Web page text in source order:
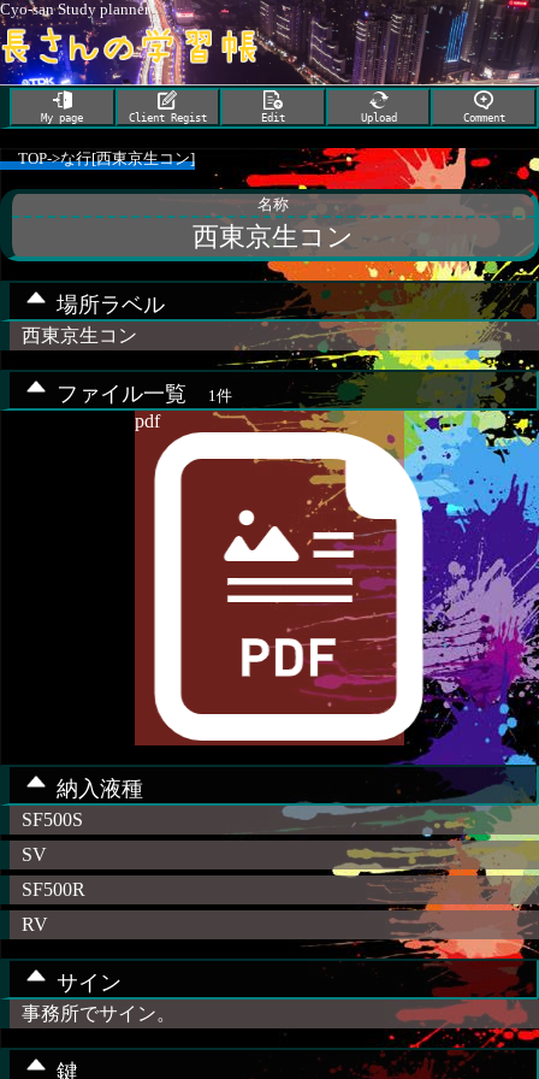
Cyo-san Study planner
My page Client Regist Edit Upload Comment
TOP->な行[西東京生コン]
名称
西東京生コン
場所ラベル
西東京生コン
ファイル一覧 1件
pdf
納入液種
SF500S
SV
SF500R
RV
サイン
事務所でサイン。
鍵